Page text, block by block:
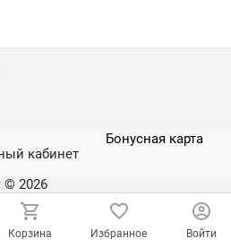
кабинет
Бонусная карта
© 2026
Корзина Избранное Войти